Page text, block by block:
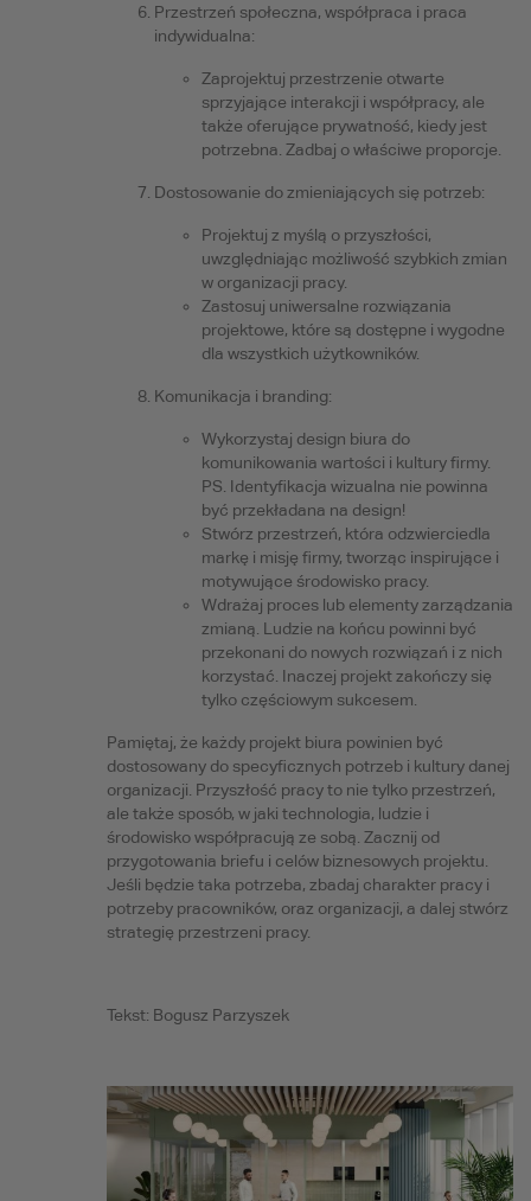
Przestrzeń społeczna, współpraca i praca
indywidualna:
Zaprojektuj przestrzenie otwarte
sprzyjające interakcji i współpracy, ale
także oferujące prywatność, kiedy jest
potrzebna. Zadbaj o właściwe proporcje.
Dostosowanie do zmieniających się potrzeb:
Projektuj z myślą o przyszłości,
uwzględniając możliwość szybkich zmian
w organizacji pracy.
Zastosuj uniwersalne rozwiązania
projektowe, które są dostępne i wygodne
dla wszystkich użytkowników.
Komunikacja i branding:
Wykorzystaj design biura do
komunikowania wartości i kultury firmy.
PS. Identyfikacja wizualna nie powinna
być przekładana na design!
Stwórz przestrzeń, która odzwierciedla
markę i misję firmy, tworząc inspirujące i
motywujące środowisko pracy.
Wdrażaj proces lub elementy zarządzania
zmianą. Ludzie na końcu powinni być
przekonani do nowych rozwiązań i z nich
korzystać. Inaczej projekt zakończy się
tylko częściowym sukcesem.
Pamiętaj, że każdy projekt biura powinien być
dostosowany do specyficznych potrzeb i kultury danej
organizacji. Przyszłość pracy to nie tylko przestrzeń,
ale także sposób, w jaki technologia, ludzie i
środowisko współpracują ze sobą. Zacznij od
przygotowania briefu i celów biznesowych projektu.
Jeśli będzie taka potrzeba, zbadaj charakter pracy i
potrzeby pracowników, oraz organizacji, a dalej stwórz
strategię przestrzeni pracy.
Tekst: Bogusz Parzyszek